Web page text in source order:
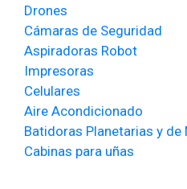
Drones
Cámaras de Seguridad
Aspiradoras Robot
Impresoras
Celulares
Aire Acondicionado
Batidoras Planetarias y de
Cabinas para uñas